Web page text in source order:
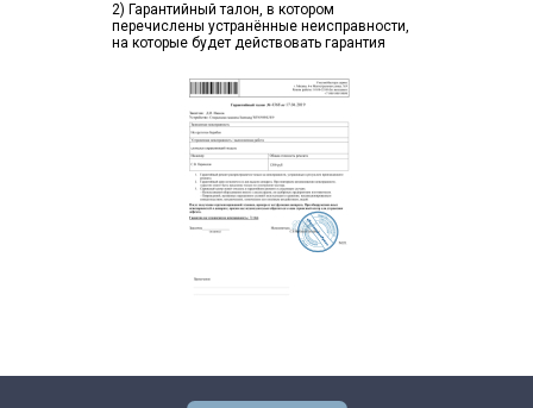
2) Гарантийный талон, в котором
перечислены устранённые неисправности,
на которые будет действовать гарантия